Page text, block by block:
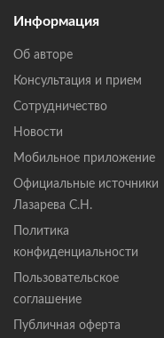
Информация
Об авторе
Консультация и прием
Сотрудничество
Новости
Мобильное приложение
Официальные источники
Лазарева С.Н.
Политика
конфиденциальности
Пользовательское
соглашение
Публичная оферта